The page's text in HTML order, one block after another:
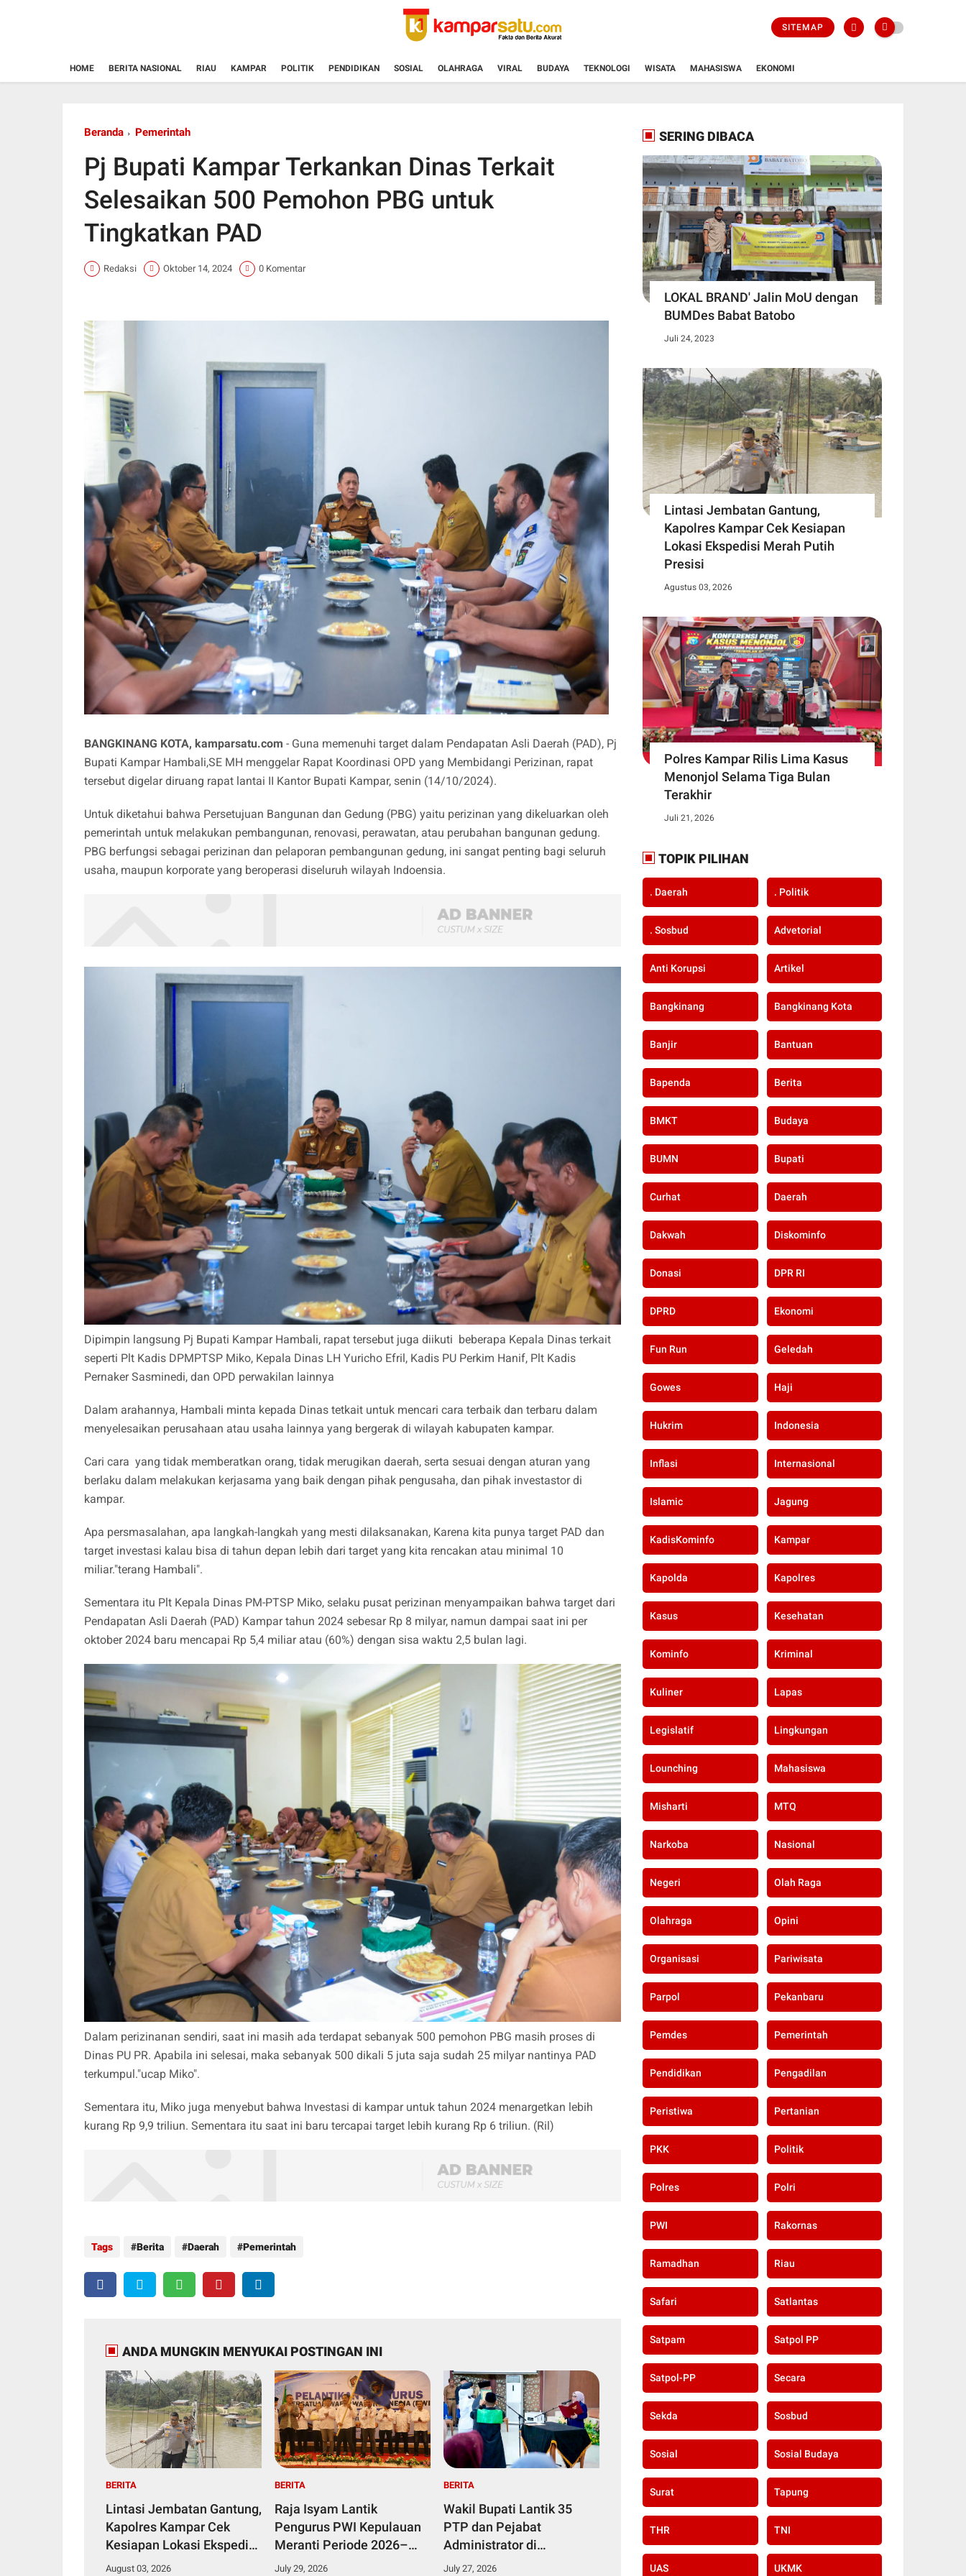
SITEMAP
HOME BERITA NASIONAL RIAU KAMPAR POLITIK PENDIDIKAN SOSIAL OLAHRAGA VIRAL BUDAYA TEKNOLOGI WISATA MAHASISWA EKONOMI
Beranda Pemerintah
Pj Bupati Kampar Terkankan Dinas Terkait
Selesaikan 500 Pemohon PBG untuk
Tingkatkan PAD
Redaksi Oktober 14, 2024 0 Komentar
BANGKINANG KOTA, kamparsatu.com - Guna memenuhi target dalam Pendapatan Asli Daerah (PAD), Pj
Bupati Kampar Hambali,SE MH menggelar Rapat Koordinasi OPD yang Membidangi Perizinan, rapat
tersebut digelar diruang rapat lantai II Kantor Bupati Kampar, senin (14/10/2024).
Untuk diketahui bahwa Persetujuan Bangunan dan Gedung (PBG) yaitu perizinan yang dikeluarkan oleh
pemerintah untuk melakukan pembangunan, renovasi, perawatan, atau perubahan bangunan gedung.
PBG berfungsi sebagai perizinan dan pelaporan pembangunan gedung, ini sangat penting bagi seluruh
usaha, maupun korporate yang beroperasi diseluruh wilayah Indoensia.
Dipimpin langsung Pj Bupati Kampar Hambali, rapat tersebut juga diikuti beberapa Kepala Dinas terkait
seperti Plt Kadis DPMPTSP Miko, Kepala Dinas LH Yuricho Efril, Kadis PU Perkim Hanif, Plt Kadis
Pernaker Sasminedi, dan OPD perwakilan lainnya
Dalam arahannya, Hambali minta kepada Dinas tetkait untuk mencari cara terbaik dan terbaru dalam
menyelesaikan perusahaan atau usaha lainnya yang bergerak di wilayah kabupaten kampar.
Cari cara yang tidak memberatkan orang, tidak merugikan daerah, serta sesuai dengan aturan yang
berlaku dalam melakukan kerjasama yang baik dengan pihak pengusaha, dan pihak investastor di
kampar.
Apa persmasalahan, apa langkah-langkah yang mesti dilaksanakan, Karena kita punya target PAD dan
target investasi kalau bisa di tahun depan lebih dari target yang kita rencakan atau minimal 10
miliar."terang Hambali".
Sementara itu Plt Kepala Dinas PM-PTSP Miko, selaku pusat perizinan menyampaikan bahwa target dari
Pendapatan Asli Daerah (PAD) Kampar tahun 2024 sebesar Rp 8 milyar, namun dampai saat ini per
oktober 2024 baru mencapai Rp 5,4 miliar atau (60%) dengan sisa waktu 2,5 bulan lagi.
Dalam perizinanan sendiri, saat ini masih ada terdapat sebanyak 500 pemohon PBG masih proses di
Dinas PU PR. Apabila ini selesai, maka sebanyak 500 dikali 5 juta saja sudah 25 milyar nantinya PAD
terkumpul."ucap Miko".
Sementara itu, Miko juga menyebut bahwa Investasi di kampar untuk tahun 2024 menargetkan lebih
kurang Rp 9,9 triliun. Sementara itu saat ini baru tercapai target lebih kurang Rp 6 triliun. (Ril)
Tags Berita Daerah Pemerintah
ANDA MUNGKIN MENYUKAI POSTINGAN INI
BERITA
Lintasi Jembatan Gantung,
Kapolres Kampar Cek
Kesiapan Lokasi Ekspedisi
Merah Putih Presisi
August 03, 2026
BERITA
Raja Isyam Lantik
Pengurus PWI Kepulauan
Meranti Periode 2026–
2029
July 29, 2026
BERITA
Wakil Bupati Lantik 35
PTP dan Pejabat
Administrator di
Lingkungan Pemkab
July 27, 2026
SERING DIBACA
LOKAL BRAND' Jalin MoU dengan
BUMDes Babat Batobo
Juli 24, 2023
Lintasi Jembatan Gantung,
Kapolres Kampar Cek Kesiapan
Lokasi Ekspedisi Merah Putih
Presisi
Agustus 03, 2026
Polres Kampar Rilis Lima Kasus
Menonjol Selama Tiga Bulan
Terakhir
Juli 21, 2026
TOPIK PILIHAN
. Daerah . Politik
. Sosbud Advetorial
Anti Korupsi Artikel
Bangkinang Bangkinang Kota
Banjir Bantuan
Bapenda Berita
BMKT Budaya
BUMN Bupati
Curhat Daerah
Dakwah Diskominfo
Donasi DPR RI
DPRD Ekonomi
Fun Run Geledah
Gowes Haji
Hukrim Indonesia
Inflasi Internasional
Islamic Jagung
KadisKominfo Kampar
Kapolda Kapolres
Kasus Kesehatan
Kominfo Kriminal
Kuliner Lapas
Legislatif Lingkungan
Lounching Mahasiswa
Misharti MTQ
Narkoba Nasional
Negeri Olah Raga
Olahraga Opini
Organisasi Pariwisata
Parpol Pekanbaru
Pemdes Pemerintah
Pendidikan Pengadilan
Peristiwa Pertanian
PKK Politik
Polres Polri
PWI Rakornas
Ramadhan Riau
Safari Satlantas
Satpam Satpol PP
Satpol-PP Secara
Sekda Sosbud
Sosial Sosial Budaya
Surat Tapung
THR TNI
UAS UKMK